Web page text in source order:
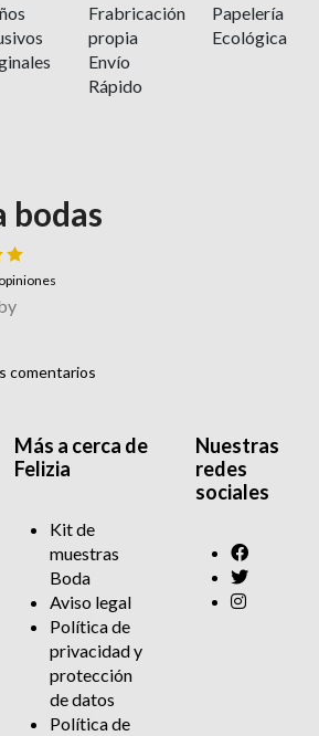
Frabricación
propia
Envío
Rápido
Papelería
Ecológica
bodas
comentarios
Más a cerca de
Felizia
Kit de
muestras
Boda
Aviso legal
Política de
privacidad y
protección
de datos
Política de
Nuestras
redes
sociales